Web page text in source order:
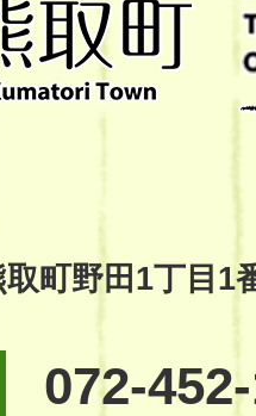
町野田1丁目1
072-